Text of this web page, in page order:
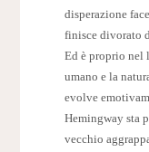
disperazione
finisce divorato
Ed è proprio nel
umano e la
evolve
Hemingway sta
vecchio